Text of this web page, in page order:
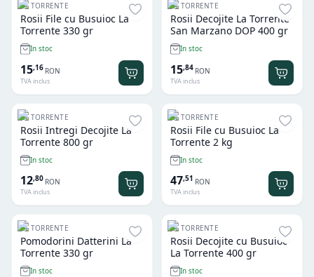
LA TORRENTE
Rosii File cu Busuioc La
Torrente 330 gr
In stoc
15,16 RON
TVA inclus
LA TORRENTE
Rosii Decojite La Torrente
San Marzano DOP 400 gr
In stoc
15,84 RON
TVA inclus
LA TORRENTE
Rosii Intregi Decojite La
Torrente 800 gr
In stoc
12,80 RON
TVA inclus
LA TORRENTE
Rosii File cu Busuioc La
Torrente 2 kg
In stoc
47,51 RON
TVA inclus
LA TORRENTE
Pomodorini Datterini La
Torrente 330 gr
In stoc
LA TORRENTE
Rosii Decojite cu Busuioc
La Torrente 400 gr
In stoc